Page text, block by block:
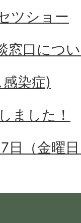
ツショー
窓口につ
染症)
ました！
7日（金曜